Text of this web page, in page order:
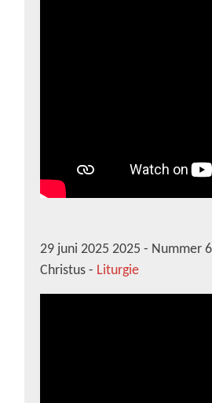
29 juni 2025 2025 - Nummer
Christus - Liturgie